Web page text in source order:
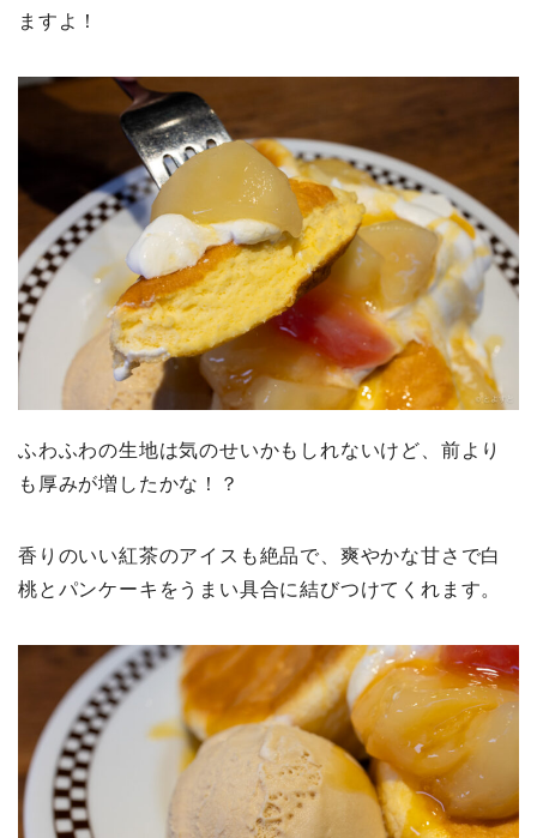
ますよ！
ふわふわの生地は気のせいかもしれないけど、前より
も厚みが増したかな！？
香りのいい紅茶のアイスも絶品で、爽やかな甘さで白
桃とパンケーキをうまい具合に結びつけてくれます。